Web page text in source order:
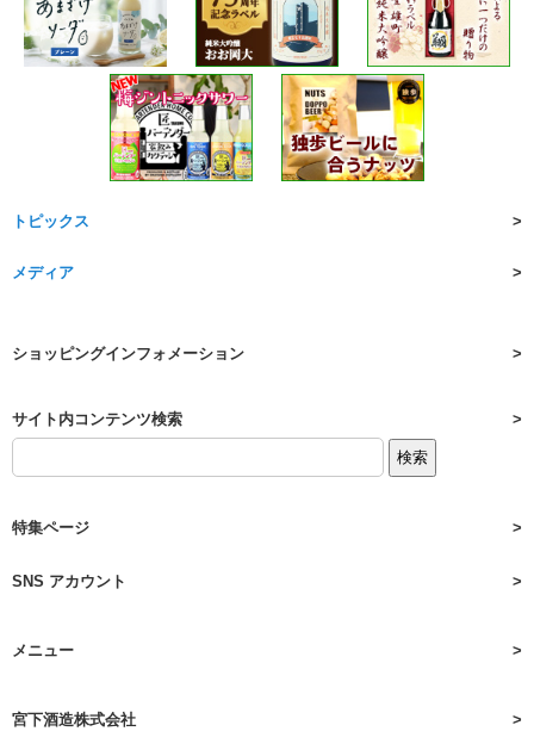
トピックス
メディア
ショッピングインフォメーション
サイト内コンテンツ検索
特集ページ
SNS アカウント
メニュー
宮下酒造株式会社